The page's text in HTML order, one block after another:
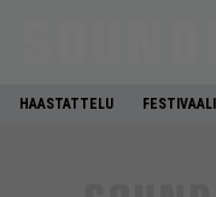
HAASTATTELU